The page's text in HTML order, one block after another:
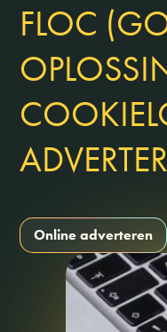
FLOC
Online adverteren